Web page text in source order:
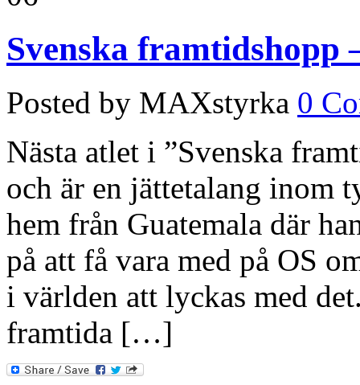
Svenska framtidshopp
Posted by MAXstyrka 0
Nästa atlet i ”Svenska
och är en jättetalang inom
hem från Guatemala där
på att få vara med på OS
i världen att lyckas med
framtida […]